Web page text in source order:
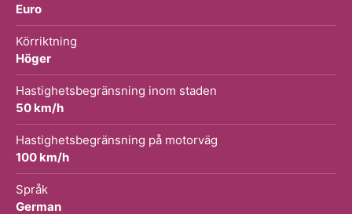
Euro
Körriktning
Höger
Hastighetsbegränsning inom staden
50 km/h
Hastighetsbegränsning på motorväg
100 km/h
Språk
German